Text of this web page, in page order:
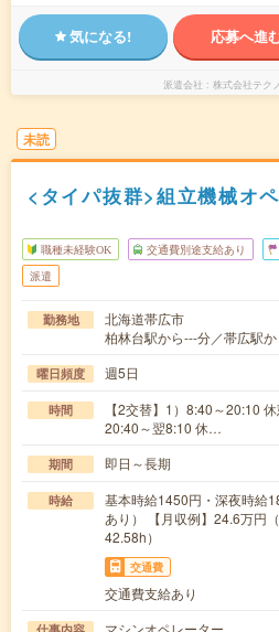
気になる! 応募へ進
派遣会社 株式会社テク
未読
<タイパ抜群>組立機械オ
職種未経験OK 交通費別途支給あり
派遣
勤務地
北海道帯広市
柏林台駅から---分／帯広駅
曜日頻度 週5日
時間
【2交替】1）8:40～20:10
20:40～翌8:10 休…
期間 即日～長期
時給
基本時給1450円・深夜時給
あり） 【月収例】24.6万円
42.58h）
交通費
交通費支給あり
マシンオペレーター